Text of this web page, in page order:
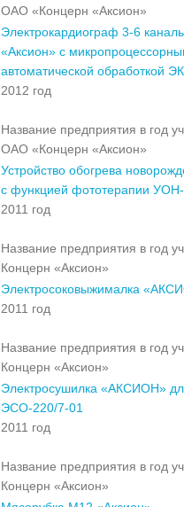
ОАО «Концерн «Аксион»
Электрокардиограф 3-6
«Аксион» с
автоматической обработкой
2012 год
Название предприятия в год
ОАО «Концерн «Аксион»
Устройство обогрева
с функцией фототерапии
2011 год
Название предприятия в год
Концерн «Аксион»
Электросоковыжималка
2011 год
Название предприятия в год
Концерн «Аксион»
Электросушилка «АКСИОН»
ЭСО-220/7-01
2011 год
Название предприятия в год
Концерн «Аксион»